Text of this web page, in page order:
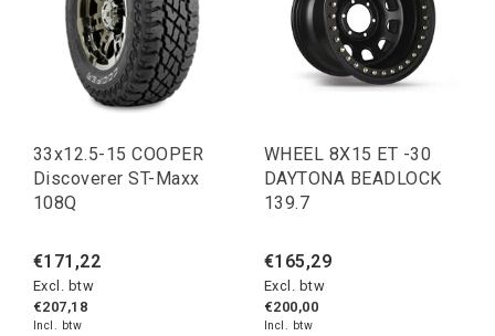
33x12.5-15 COOPER
Discoverer ST-Maxx
108Q
€171,22
Excl. btw
€207,18
Incl. btw
WHEEL 8X15 ET -30
DAYTONA BEADLOCK
139.7
€165,29
Excl. btw
€200,00
Incl. btw